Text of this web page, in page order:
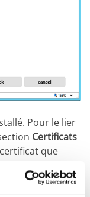
Pour le lier
Certificats
que